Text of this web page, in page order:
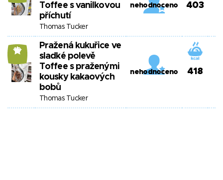
Toffee s vanilkovou
příchutí
Thomas Tucker
nehodnoceno 403
10
Pražená kukuřice ve
sladké polevě
Toffee s praženými
kousky kakaových
bobů
Thomas Tucker
nehodnoceno 418